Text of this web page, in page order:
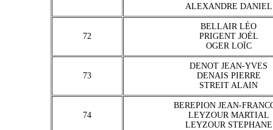
ALEXANDRE DANIEL
72
BELLAIR LÉO
PRIGENT JOËL
OGER LOÏC
73
DENOT JEAN-YVES
DENAIS PIERRE
STREIT ALAIN
74
BEREPION JEAN-
LEYZOUR MARTIAL
LEYZOUR STEPHANE